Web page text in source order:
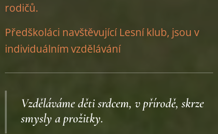
rodičů.
Předškoláci navštěvující Lesní klub, jsou v
individuálním vzdělávání
Vzděláváme děti srdcem, v přírodě, skrze
smysly a prožitky.